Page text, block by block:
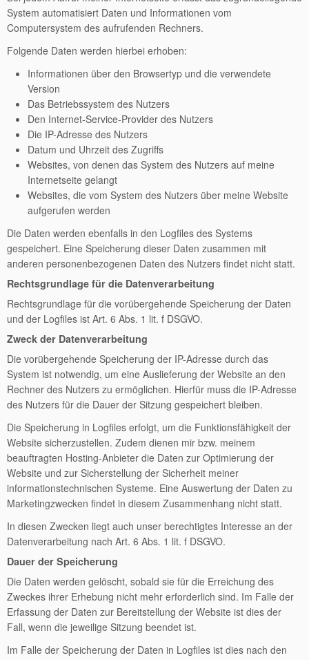
System automatisiert Daten und Informationen vom
Computersystem des aufrufenden Rechners.
Folgende Daten werden hierbei erhoben:
Informationen über den Browsertyp und die verwendete
Version
Das Betriebssystem des Nutzers
Den Internet-Service-Provider des Nutzers
Die IP-Adresse des Nutzers
Datum und Uhrzeit des Zugriffs
Websites, von denen das System des Nutzers auf meine
Internetseite gelangt
Websites, die vom System des Nutzers über meine Website
aufgerufen werden
Die Daten werden ebenfalls in den Logfiles des Systems
gespeichert. Eine Speicherung dieser Daten zusammen mit
anderen personenbezogenen Daten des Nutzers findet nicht statt.
Rechtsgrundlage für die Datenverarbeitung
Rechtsgrundlage für die vorübergehende Speicherung der Daten
und der Logfiles ist Art. 6 Abs. 1 lit. f DSGVO.
Zweck der Datenverarbeitung
Die vorübergehende Speicherung der IP-Adresse durch das
System ist notwendig, um eine Auslieferung der Website an den
Rechner des Nutzers zu ermöglichen. Hierfür muss die IP-Adresse
des Nutzers für die Dauer der Sitzung gespeichert bleiben.
Die Speicherung in Logfiles erfolgt, um die Funktionsfähigkeit der
Website sicherzustellen. Zudem dienen mir bzw. meinem
beauftragten Hosting-Anbieter die Daten zur Optimierung der
Website und zur Sicherstellung der Sicherheit meiner
informationstechnischen Systeme. Eine Auswertung der Daten zu
Marketingzwecken findet in diesem Zusammenhang nicht statt.
In diesen Zwecken liegt auch unser berechtigtes Interesse an der
Datenverarbeitung nach Art. 6 Abs. 1 lit. f DSGVO.
Dauer der Speicherung
Die Daten werden gelöscht, sobald sie für die Erreichung des
Zweckes ihrer Erhebung nicht mehr erforderlich sind. Im Falle der
Erfassung der Daten zur Bereitstellung der Website ist dies der
Fall, wenn die jeweilige Sitzung beendet ist.
Im Falle der Speicherung der Daten in Logfiles ist dies nach den